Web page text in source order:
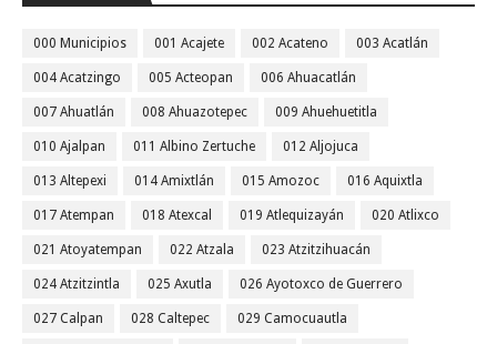
000 Municipios 001 Acajete 002 Acateno 003 Acatlán
004 Acatzingo 005 Acteopan 006 Ahuacatlán
007 Ahuatlán 008 Ahuazotepec 009 Ahuehuetitla
010 Ajalpan 011 Albino Zertuche 012 Aljojuca
013 Altepexi 014 Amixtlán 015 Amozoc 016 Aquixtla
017 Atempan 018 Atexcal 019 Atlequizayán 020 Atlixco
021 Atoyatempan 022 Atzala 023 Atzitzihuacán
024 Atzitzintla 025 Axutla 026 Ayotoxco de Guerrero
027 Calpan 028 Caltepec 029 Camocuautla